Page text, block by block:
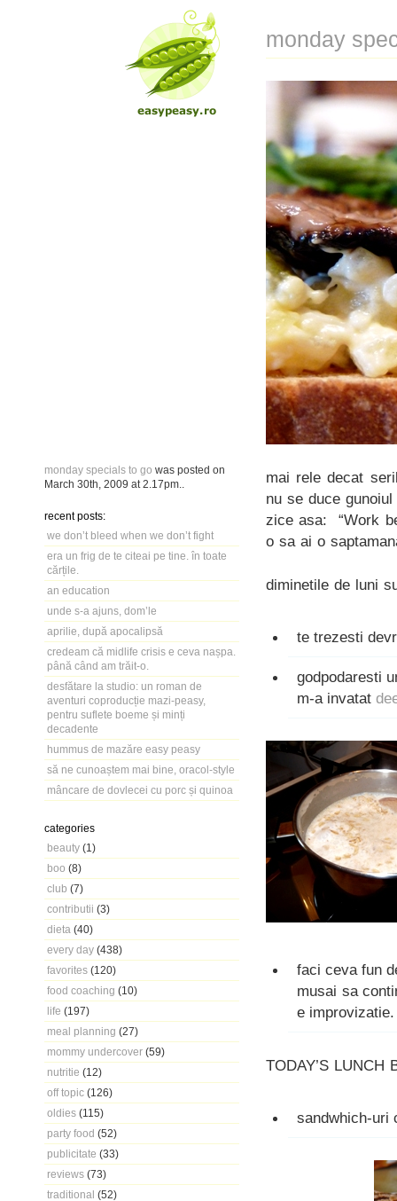
monday specials to go was posted on
March 30th, 2009 at 2.17pm
recent posts:
we don’t bleed when we don’t fight
era un frig de te citeai pe tine. în toate
cărțile.
an education
unde s-a ajuns, dom’le
aprilie, după apocalipsă
credeam că midlife crisis e ceva nașpa.
până când am trăit-o.
desfătare la studio: un roman de
aventuri coproducție mazi-peasy,
pentru suflete boeme și minți
decadente
hummus de mazăre easy peasy
să ne cunoaștem mai bine, oracol-style
mâncare de dovlecei cu porc și quinoa
categories
beauty (1)
boo (8)
club (7)
contributii (3)
dieta (40)
every day (438)
favorites (120)
food coaching (10)
life (197)
meal planning (27)
mommy undercover (59)
nutritie (12)
off topic (126)
oldies (115)
party food (52)
publicitate (33)
reviews (73)
traditional (52)
monday
mai rele decat
nu se duce
zice asa: “Work
o sa ai o
diminetile de luni
te trezesti
godpodaresti
m-a invatat
faci ceva fun
musai sa
e improvizatie.
TODAY’S LUNCH
sandwhich-uri